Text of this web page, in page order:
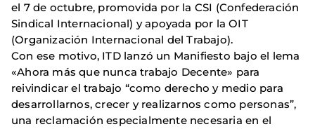
el 7 de octubre, promovida por la CSI (Confederación
Sindical Internacional) y apoyada por la OIT
(Organización Internacional del Trabajo).
Con ese motivo, ITD lanzó un Manifiesto bajo el lema
«Ahora más que nunca trabajo Decente» para
reivindicar el trabajo “como derecho y medio para
desarrollarnos, crecer y realizarnos como personas”,
una reclamación especialmente necesaria en el